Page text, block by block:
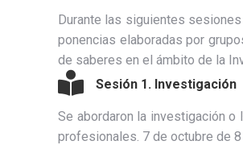
Durante las siguientes
ponencias elaboradas por
de saberes en el ámbito de la
Sesión 1. Investigación
Se abordaron la investigación
profesionales. 7 de octubre de 8